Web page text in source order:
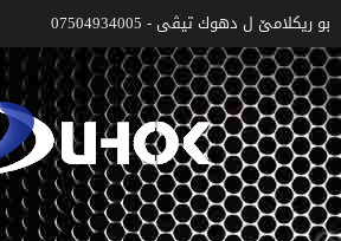
بو ريكلامێ ل دهوك تیڤی - 07504934005